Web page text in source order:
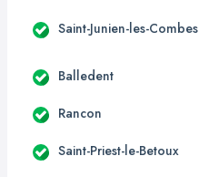
Saint-Junien-les-Combes
Balledent
Rancon
Saint-Priest-le-Betoux